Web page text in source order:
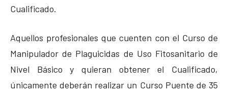
Cualificado.
Aquellos profesionales que cuenten con el Curso de
Manipulador de Plaguicidas de Uso Fitosanitario de
Nivel Básico y quieran obtener el Cualificado,
únicamente deberán realizar un Curso Puente de 35